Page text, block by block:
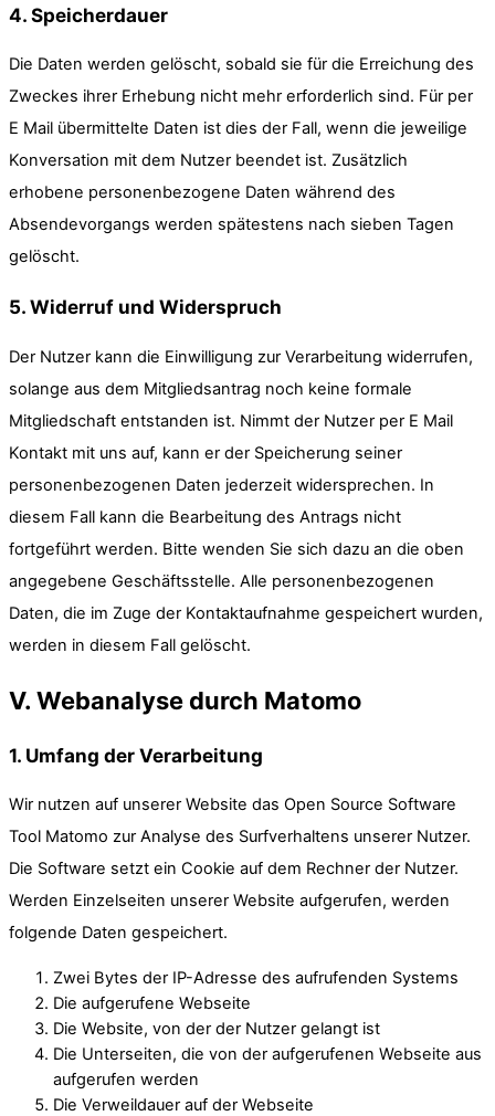
4. Speicherdauer
Die Daten werden gelöscht, sobald sie für die Erreichung des
Zweckes ihrer Erhebung nicht mehr erforderlich sind. Für per
E Mail übermittelte Daten ist dies der Fall, wenn die jeweilige
Konversation mit dem Nutzer beendet ist. Zusätzlich
erhobene personenbezogene Daten während des
Absendevorgangs werden spätestens nach sieben Tagen
gelöscht.
5. Widerruf und Widerspruch
Der Nutzer kann die Einwilligung zur Verarbeitung widerrufen,
solange aus dem Mitgliedsantrag noch keine formale
Mitgliedschaft entstanden ist. Nimmt der Nutzer per E Mail
Kontakt mit uns auf, kann er der Speicherung seiner
personenbezogenen Daten jederzeit widersprechen. In
diesem Fall kann die Bearbeitung des Antrags nicht
fortgeführt werden. Bitte wenden Sie sich dazu an die oben
angegebene Geschäftsstelle. Alle personenbezogenen
Daten, die im Zuge der Kontaktaufnahme gespeichert wurden,
werden in diesem Fall gelöscht.
V. Webanalyse durch Matomo
1. Umfang der Verarbeitung
Wir nutzen auf unserer Website das Open Source Software
Tool Matomo zur Analyse des Surfverhaltens unserer Nutzer.
Die Software setzt ein Cookie auf dem Rechner der Nutzer.
Werden Einzelseiten unserer Website aufgerufen, werden
folgende Daten gespeichert.
Zwei Bytes der IP-Adresse des aufrufenden Systems
Die aufgerufene Webseite
Die Website, von der der Nutzer gelangt ist
Die Unterseiten, die von der aufgerufenen Webseite aus
aufgerufen werden
Die Verweildauer auf der Webseite